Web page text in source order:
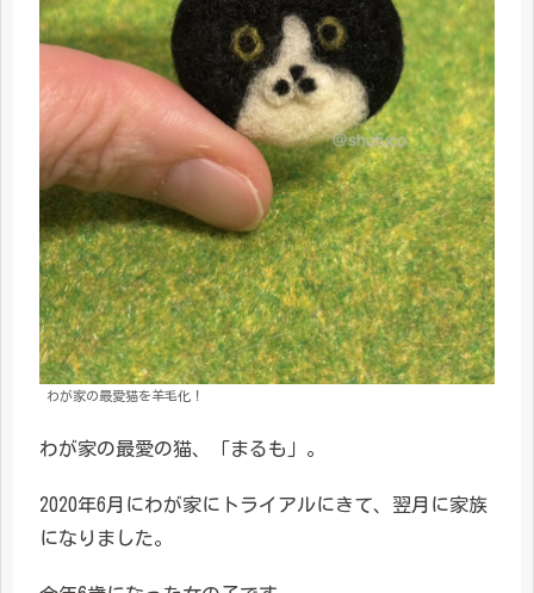
わが家の最愛猫を羊毛化！
わが家の最愛の猫、「まるも」。
2020年6月にわが家にトライアルにきて、翌月に家族
になりました。